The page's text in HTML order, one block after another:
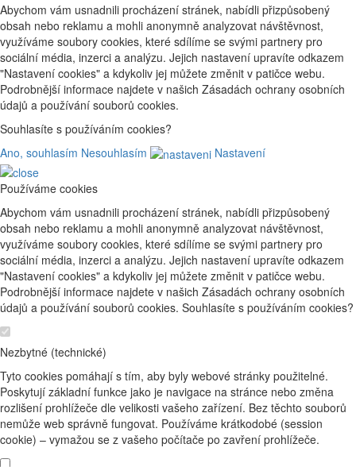
Abychom vám usnadnili procházení stránek, nabídli přizpůsobený
obsah nebo reklamu a mohli anonymně analyzovat návštěvnost,
využíváme soubory cookies, které sdílíme se svými partnery pro
sociální média, inzerci a analýzu. Jejich nastavení upravíte odkazem
"Nastavení cookies" a kdykoliv jej můžete změnit v patičce webu.
Podrobnější informace najdete v našich Zásadách ochrany osobních
údajů a používání souborů cookies.
Souhlasíte s používáním cookies?
Ano, souhlasím Nesouhlasím Nastavení
Používáme cookies
Abychom vám usnadnili procházení stránek, nabídli přizpůsobený
obsah nebo reklamu a mohli anonymně analyzovat návštěvnost,
využíváme soubory cookies, které sdílíme se svými partnery pro
sociální média, inzerci a analýzu. Jejich nastavení upravíte odkazem
"Nastavení cookies" a kdykoliv jej můžete změnit v patičce webu.
Podrobnější informace najdete v našich Zásadách ochrany osobních
údajů a používání souborů cookies. Souhlasíte s používáním cookies?
Nezbytné (technické)
Tyto cookies pomáhají s tím, aby byly webové stránky použitelné.
Poskytují základní funkce jako je navigace na stránce nebo změna
rozlišení prohlížeče dle velikosti vašeho zařízení. Bez těchto souborů
nemůže web správně fungovat. Používáme krátkodobé (session
cookie) – vymažou se z vašeho počítače po zavření prohlížeče.